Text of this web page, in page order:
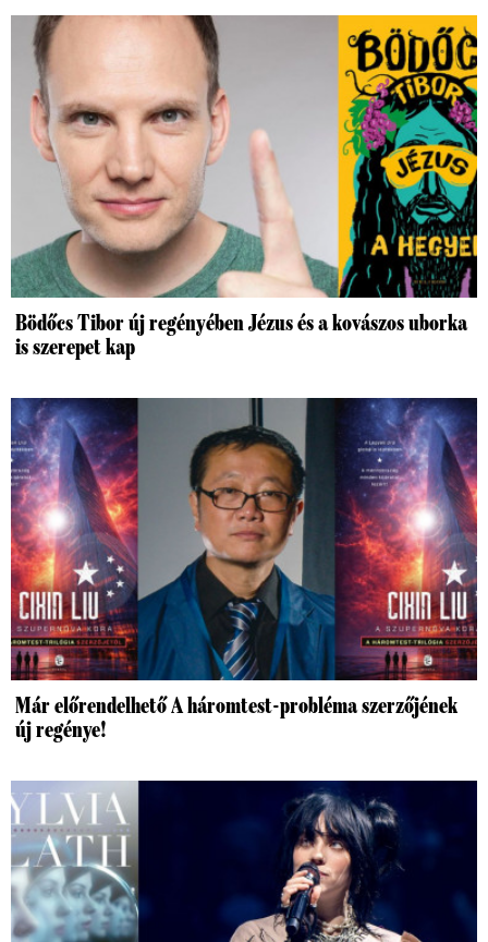
Bödőcs Tibor új regényében Jézus és a kovászos uborka
is szerepet kap
Már előrendelhető A háromtest-probléma szerzőjének
új regénye!